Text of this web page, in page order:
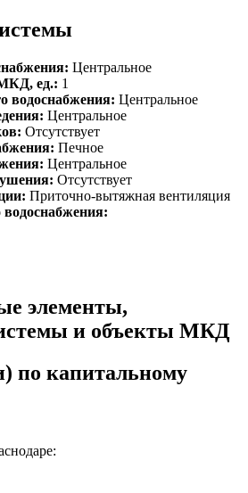
Центральное
ед.: 1
водоснабжения: Центральное
Центральное
Отсутствует
Печное
Центральное
Отсутствует
Приточно-вытяжная вентиляция
элементы,
и объекты МКД
по капитальному